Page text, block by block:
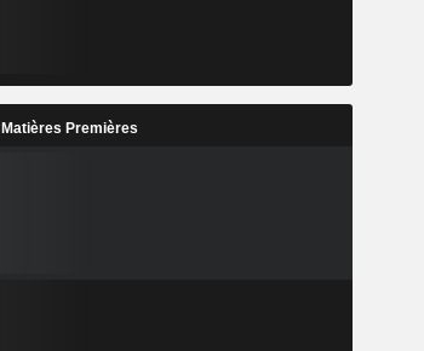
Matières Premières